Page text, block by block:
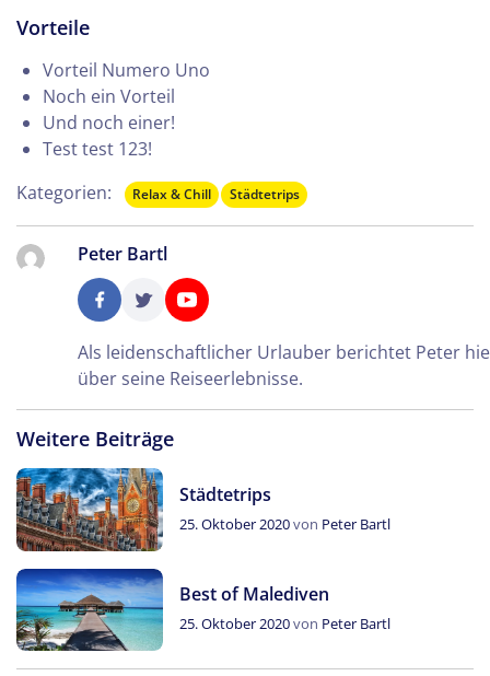
Teile diese Beitrag
Vorteile
Vorteil Numero Uno
Noch ein Vorteil
Und noch einer!
Test test 123!
Kategorien:
Relax & Chill Städtetrips
Peter Bartl
Als leidenschaftlicher Urlauber berichtet Peter
über seine Reiseerlebnisse.
Weitere Beiträge
Städtetrips
25. Oktober 2020von Peter Bartl
Best of Malediven
25. Oktober 2020von Peter Bartl